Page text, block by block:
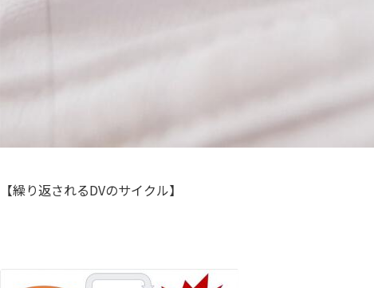
【繰り返されるDVのサイクル】